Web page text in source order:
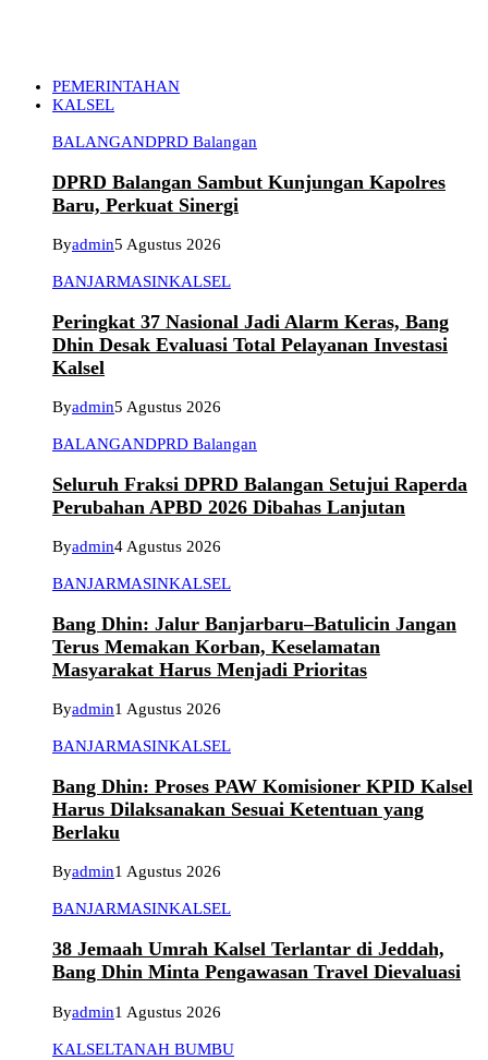
PEMERINTAHAN
KALSEL
BALANGANDPRD Balangan
DPRD Balangan Sambut Kunjungan Kapolres
Baru, Perkuat Sinergi
Byadmin5 Agustus 2026
BANJARMASINKALSEL
Peringkat 37 Nasional Jadi Alarm Keras, Bang
Dhin Desak Evaluasi Total Pelayanan Investasi
Kalsel
Byadmin5 Agustus 2026
BALANGANDPRD Balangan
Seluruh Fraksi DPRD Balangan Setujui Raperda
Perubahan APBD 2026 Dibahas Lanjutan
Byadmin4 Agustus 2026
BANJARMASINKALSEL
Bang Dhin: Jalur Banjarbaru–Batulicin Jangan
Terus Memakan Korban, Keselamatan
Masyarakat Harus Menjadi Prioritas
Byadmin1 Agustus 2026
BANJARMASINKALSEL
Bang Dhin: Proses PAW Komisioner KPID Kalsel
Harus Dilaksanakan Sesuai Ketentuan yang
Berlaku
Byadmin1 Agustus 2026
BANJARMASINKALSEL
38 Jemaah Umrah Kalsel Terlantar di Jeddah,
Bang Dhin Minta Pengawasan Travel Dievaluasi
Byadmin1 Agustus 2026
KALSELTANAH BUMBU